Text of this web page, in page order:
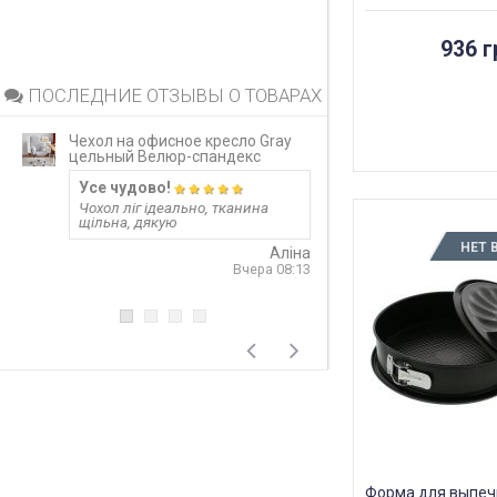
ПОСЛЕДНИЕ ОТЗЫВЫ О ТОВАРАХ
Чехол на офисное кресло Gray
цельный Велюр-спандекс
Усе чудово!
Чохол ліг ідеально, тканина
щільна, дякую
Аліна
Вчера 08:13
варіант? Чи не
матеріал
відповідь
4
936
НЕТ
Форма для